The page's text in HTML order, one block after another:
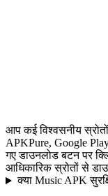
आप कई विश्वसनीय
APKPure, Google
गए डाउनलोड बटन पर
आधिकारिक स्रोतों से
क्या Music APK